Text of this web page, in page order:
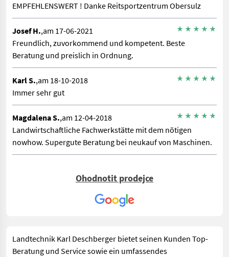
EMPFEHLENSWERT ! Danke Reitsportzentrum Obersulz
Josef H.,am 17-06-2021
Freundlich, zuvorkommend und kompetent. Beste
Beratung und preislich in Ordnung.
Karl S.,am 18-10-2018
Immer sehr gut
Magdalena S.,am 12-04-2018
Landwirtschaftliche Fachwerkstätte mit dem nötigen
nowhow. Supergute Beratung bei neukauf von Maschinen.
Ohodnotit prodejce
Landtechnik Karl Deschberger bietet seinen Kunden Top-
Beratung und Service sowie ein umfassendes